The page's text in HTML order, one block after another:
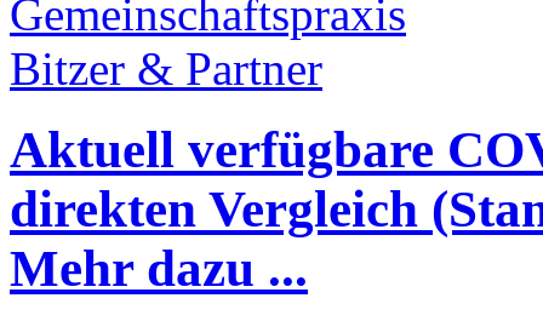
Aktuell verfügbare
direkten Vergleich
Mehr dazu ...